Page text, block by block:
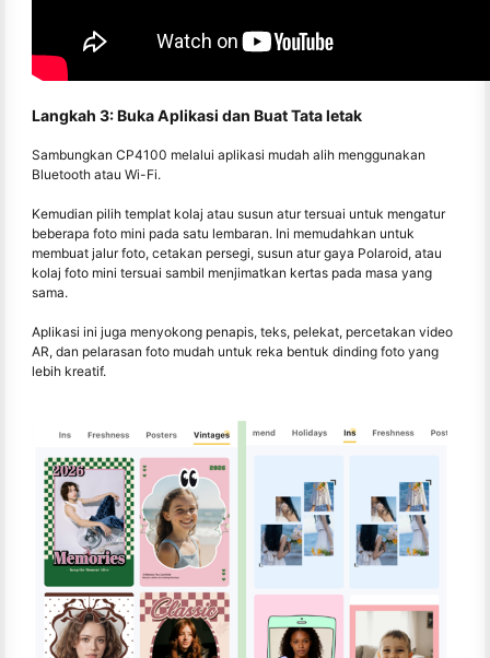
Langkah 3: Buka Aplikasi dan Buat Tata letak
Sambungkan CP4100 melalui aplikasi mudah alih menggunakan
Bluetooth atau Wi-Fi.
Kemudian pilih templat kolaj atau susun atur tersuai untuk mengatur
beberapa foto mini pada satu lembaran. Ini memudahkan untuk
membuat jalur foto, cetakan persegi, susun atur gaya Polaroid, atau
kolaj foto mini tersuai sambil menjimatkan kertas pada masa yang
sama.
Aplikasi ini juga menyokong penapis, teks, pelekat, percetakan video
AR, dan pelarasan foto mudah untuk reka bentuk dinding foto yang
lebih kreatif.